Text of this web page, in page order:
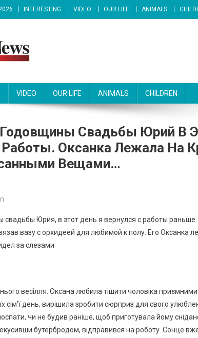
INTERESTING VIDEO OUR LIFE ANIMALS
VIDEO OUR LIFE ANIMALS CHILDREN
Свадьбы Юрий В
Работы. Оксанка Лежала На
Вещами…
Юрия, в этот день я вернулся с работы
вазу с орхидеей для любимой к полу. Его Оксанка
за слезами
весілля. Оксана любила тішити чоловіка
сім’ї день, вирішила зробити сюрприз для свого
чи не будив раніше, щоб приготувала йому
бутербродом, відправився на роботу. Сонце